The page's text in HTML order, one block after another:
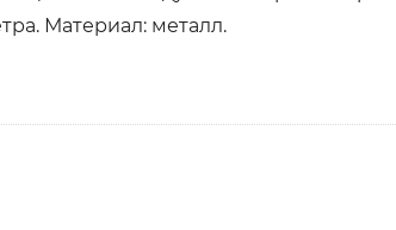
Материал: металл.